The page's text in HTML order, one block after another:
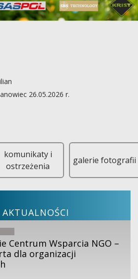
26.05.2026 r.
komunikaty i
ostrzeżenia
galerie fotografii
Centrum Wsparcia NGO –
dla organizacji